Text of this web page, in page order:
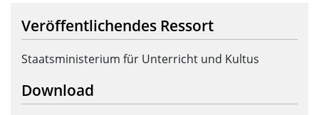
Veröffentlichendes Ressort
Staatsministerium für Unterricht und Kultus
Download